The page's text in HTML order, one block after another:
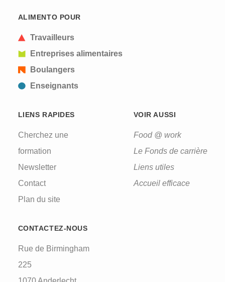
ALIMENTO POUR
Travailleurs
Entreprises alimentaires
Boulangers
Enseignants
LIENS RAPIDES
Cherchez une
formation
Newsletter
Contact
Plan du site
VOIR AUSSI
Food @ work
Le Fonds de carrière
Liens utiles
Accueil efficace
CONTACTEZ-NOUS
Rue de Birmingham
225